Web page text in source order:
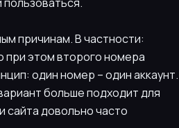
причинам. В частности:
при этом второго номера
один номер – один аккаунт.
больше подходит для
сайта довольно часто